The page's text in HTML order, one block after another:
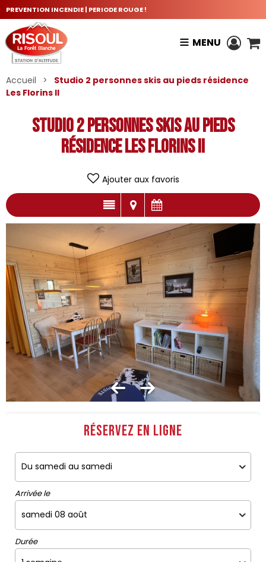
PREVENTION INCENDIE | PERIODE ROUGE !
MENU
Accueil >
Studio 2 personnes skis au pieds résidence
Les Florins II
Studio 2 personnes skis au pieds
résidence Les Florins II
Ajouter aux favoris
Réservez en ligne
Arrivée le
Durée